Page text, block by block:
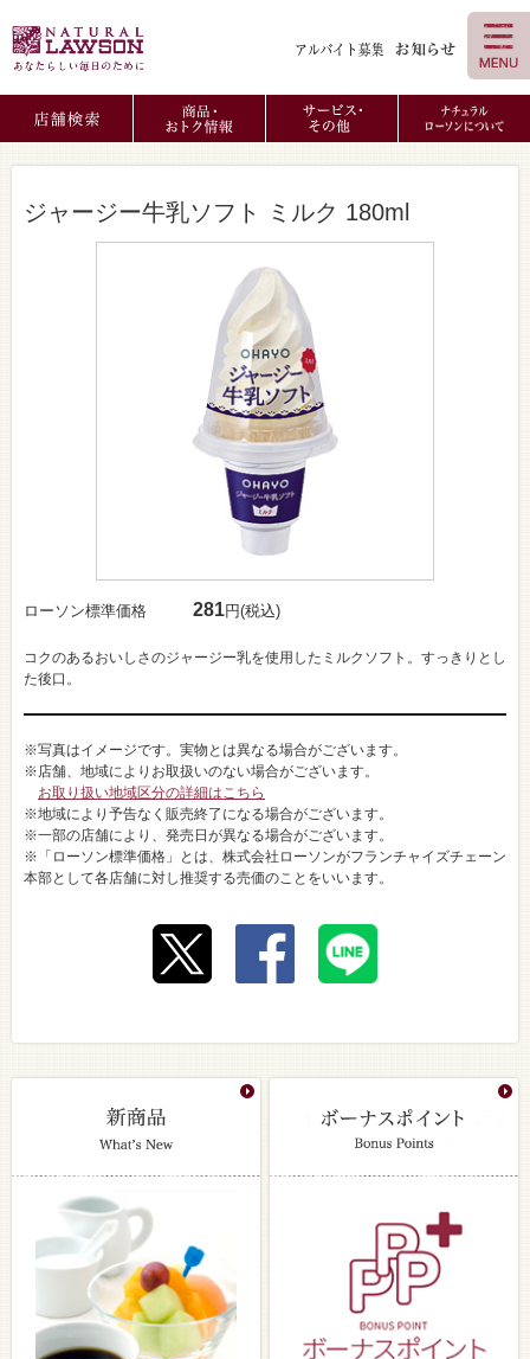
ジャージー牛乳ソフト ミルク 180ml
ローソン標準価格 281円(税込)
コクのあるおいしさのジャージー乳を使用したミルクソフト。すっきりとし
た後口。
※写真はイメージです。実物とは異なる場合がございます。
※店舗、地域によりお取扱いのない場合がございます。
お取り扱い地域区分の詳細はこちら
※地域により予告なく販売終了になる場合がございます。
※一部の店舗により、発売日が異なる場合がございます。
※「ローソン標準価格」とは、株式会社ローソンがフランチャイズチェーン
本部として各店舗に対し推奨する売価のことをいいます。